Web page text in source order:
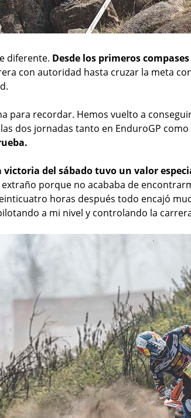
diferente. Desde los primeros
con autoridad hasta cruzar la meta
para recordar. Hemos vuelto a
dos jornadas tanto en EnduroGP
victoria del sábado tuvo un valor
extraño porque no acababa de
horas después todo encajó
a mi nivel y controlando la